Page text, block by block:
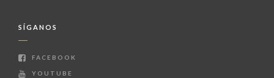
SÍGANOS
FACEBOOK
YOUTUBE